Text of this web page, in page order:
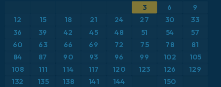
ICON Alemania 2 km
Caribe
Escandinavia
Anomalía de temperatura a 850 hPa
CAPE
Precipitación, nubes y presión
3 6
9
12
15 18 21 24 27 30 33
36 39 42 45 48 51 54
57
60
63 66 69 72 75 78 81
84 87 90 93 96 99 102 105
108 111 114 117 120 123 126 129
132 135 138 141 144
150